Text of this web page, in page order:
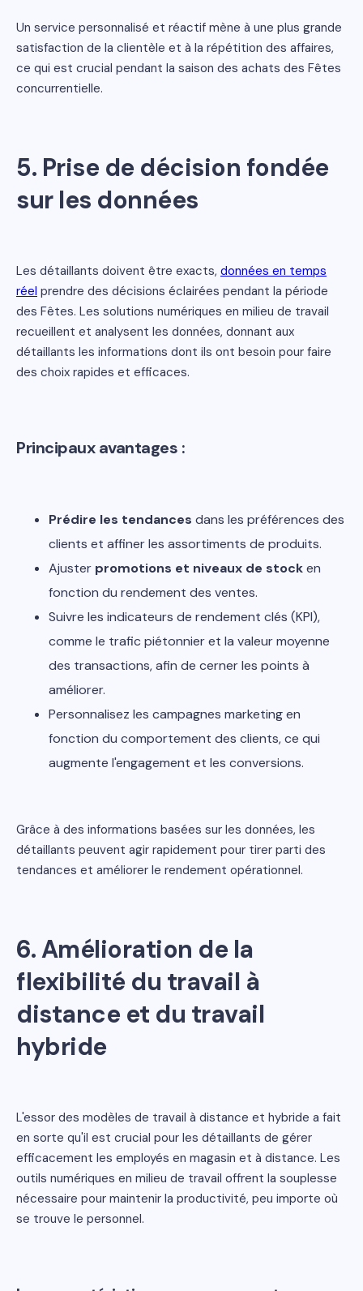
Un service personnalisé et réactif mène à une plus grande
satisfaction de la clientèle et à la répétition des affaires,
ce qui est crucial pendant la saison des achats des Fêtes
concurrentielle.
5. Prise de décision fondée
sur les données
Les détaillants doivent être exacts, données en temps
réel prendre des décisions éclairées pendant la période
des Fêtes. Les solutions numériques en milieu de travail
recueillent et analysent les données, donnant aux
détaillants les informations dont ils ont besoin pour faire
des choix rapides et efficaces.
Principaux avantages :
Prédire les tendances dans les préférences des
clients et affiner les assortiments de produits.
Ajuster promotions et niveaux de stocken
fonction du rendement des ventes.
Suivre les indicateurs de rendement clés (KPI),
comme le trafic piétonnier et la valeur moyenne
des transactions, afin de cerner les points à
améliorer.
Personnalisez les campagnes marketing en
fonction du comportement des clients, ce qui
augmente l'engagement et les conversions.
Grâce à des informations basées sur les données, les
détaillants peuvent agir rapidement pour tirer parti des
tendances et améliorer le rendement opérationnel.
6.Amélioration de la
flexibilité du travail à
distance et du travail
hybride
L'essor des modèles de travail à distance et hybride a fait
en sorte qu'il est crucial pour les détaillants de gérer
efficacement les employés en magasin et à distance. Les
outils numériques en milieu de travail offrent la souplesse
nécessaire pour maintenir la productivité, peu importe où
se trouve le personnel.